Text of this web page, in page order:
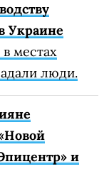
Украине
местах
люди.
и